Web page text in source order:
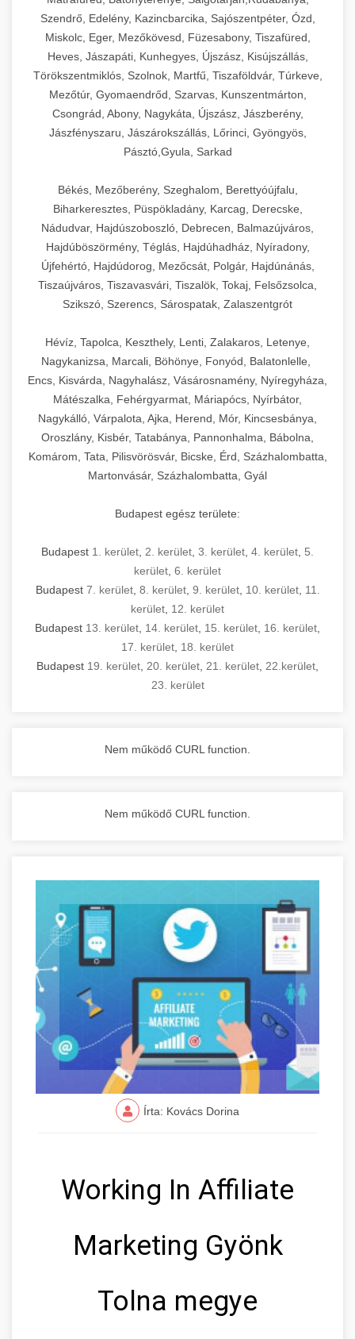
Szendrő, Edelény, Kazincbarcika, Sajószentpéter, Ózd,
Miskolc, Eger, Mezőkövesd, Füzesabony, Tiszafüred,
Heves, Jászapáti, Kunhegyes, Újszász, Kisújszállás,
Törökszentmiklós, Szolnok, Martfű, Tiszaföldvár, Túrkeve,
Mezőtúr, Gyomaendrőd, Szarvas, Kunszentmárton,
Csongrád, Abony, Nagykáta, Újszász, Jászberény,
Jászfényszaru, Jászárokszállás, Lőrinci, Gyöngyös,
Pásztó,Gyula, Sarkad
Békés, Mezőberény, Szeghalom, Berettyóújfalu,
Biharkeresztes, Püspökladány, Karcag, Derecske,
Nádudvar, Hajdúszoboszló, Debrecen, Balmazújváros,
Hajdúböszörmény, Téglás, Hajdúhadház, Nyíradony,
Újfehértó, Hajdúdorog, Mezőcsát, Polgár, Hajdúnánás,
Tiszaújváros, Tiszavasvári, Tiszalök, Tokaj, Felsőzsolca,
Szikszó, Szerencs, Sárospatak, Zalaszentgrót
Hévíz, Tapolca, Keszthely, Lenti, Zalakaros, Letenye,
Nagykanizsa, Marcali, Böhönye, Fonyód, Balatonlelle,
Encs, Kisvárda, Nagyhalász, Vásárosnamény, Nyíregyháza,
Mátészalka, Fehérgyarmat, Máriapócs, Nyírbátor,
Nagykálló, Várpalota, Ajka, Herend, Mór, Kincsesbánya,
Oroszlány, Kisbér, Tatabánya, Pannonhalma, Bábolna,
Komárom, Tata, Pilisvörösvár, Bicske, Érd, Százhalombatta,
Martonvásár, Százhalombatta, Gyál
Budapest egész területe:
Budapest 1. kerület 2. kerület 3. kerület 4. kerület 5.
kerület 6. kerület
Budapest 7. kerület, 8. kerület, 9. kerület, 10. kerület, 11.
kerület 12. kerület
Budapest 13. kerület 14. kerület 15. kerület 16. kerület
17. kerület 18. kerület
Budapest 19. kerület 20. kerület 21. kerület 22.kerület
23. kerület
Nem működő CURL function.
Nem működő CURL function.
Írta: Kovács Dorina
Working In Affiliate
Marketing Gyönk
Tolna megye